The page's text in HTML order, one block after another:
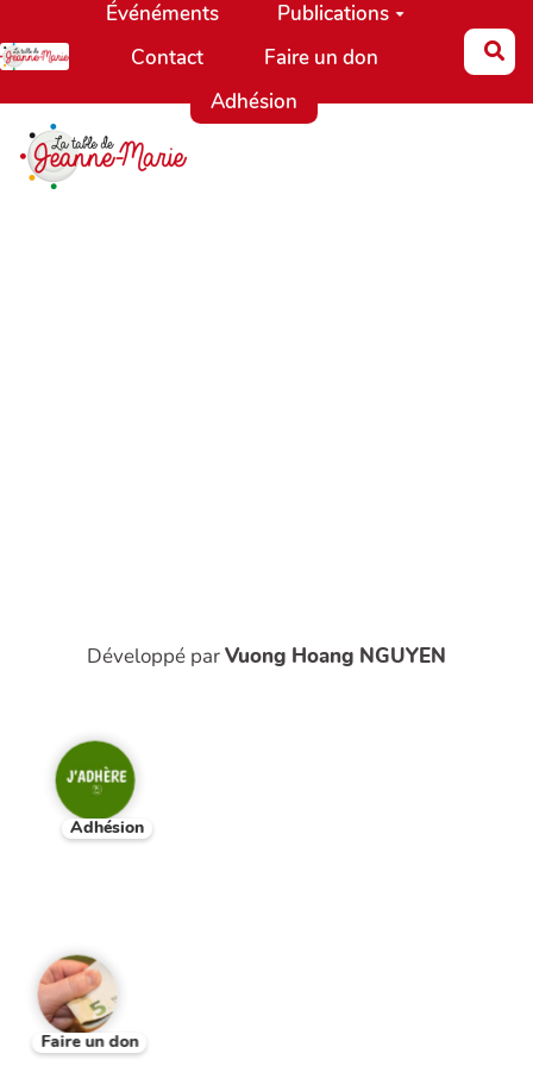
Aller au contenu principal
Événéments
Publications
Contact
Faire un don
Adhésion
Développé parVuong Hoang NGUYEN
Adhésion
Faire un don